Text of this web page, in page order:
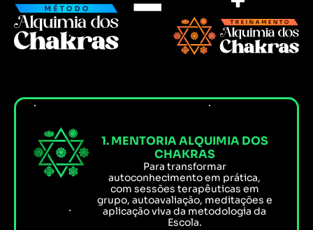
1. MENTORIA ALQUIMIA DOS
CHAKRAS
Para transformar
autoconhecimento em prática,
com sessões terapêuticas em
grupo, autoavaliação, meditações e
aplicação viva da metodologia da
Escola.